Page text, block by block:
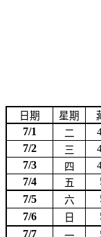
日期 星期
7/1 二
7/2 三
7/3 四
7/4 五
7/5 六
7/6 日
7/7